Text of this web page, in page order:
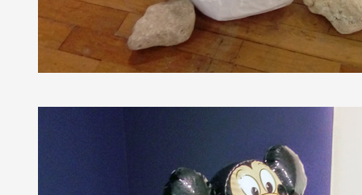
Événements
1% œuvres dans
public
Réseau